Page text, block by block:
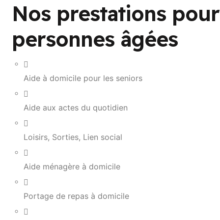
Nos prestations
personnes âgées
Aide à domicile pour les seniors
Aide aux actes du quotidien
Loisirs, Sorties, Lien social
Aide ménagère à domicile
Portage de repas à domicile